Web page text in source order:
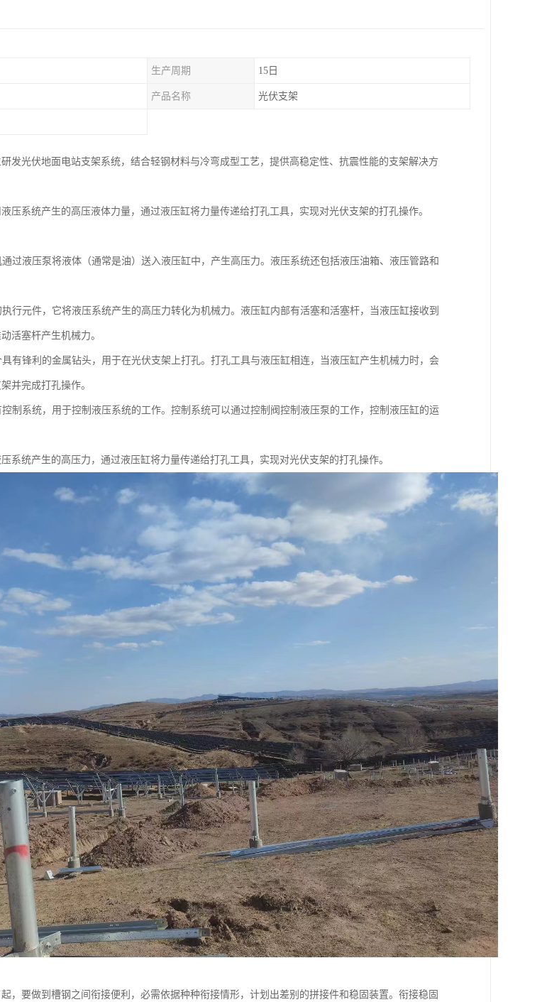
生产周期 15日
产品名称 光伏支架
发光伏地面电站支架系统，结合轻钢材料与冷弯成型工艺，提供高稳定性、抗震性能的支架解决方
压系统产生的高压液体力量，通过液压缸将力量传递给打孔工具，实现对光伏支架的打孔操作。
过液压泵将液体（通常是油）送入液压缸中，产生高压力。液压系统还包括液压油箱、液压管路和
行元件，它将液压系统产生的高压力转化为机械力。液压缸内部有活塞和活塞杆，当液压缸接收到
活塞杆产生机械力。
有锋利的金属钻头，用于在光伏支架上打孔。打孔工具与液压缸相连，当液压缸产生机械力时，会
并完成打孔操作。
制系统，用于控制液压系统的工作。控制系统可以通过控制阀控制液压泵的工作，控制液压缸的运
系统产生的高压力，通过液压缸将力量传递给打孔工具，实现对光伏支架的打孔操作。
，要做到槽钢之间衔接便利，必需依据种种衔接情形，计划出差别的拼接件和稳固装置。衔接稳固